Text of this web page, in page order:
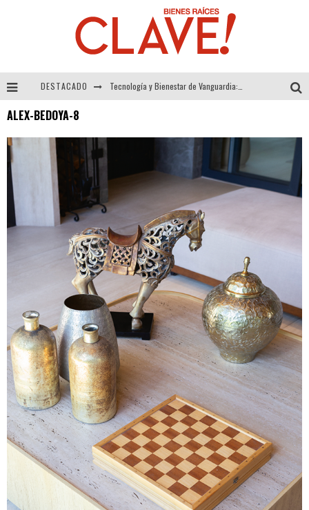
DESTACADO
Alexandra Bedoya – La Constancia detrás de La Paletería
El Despertar de la Calidez: Acabados Dorados de FV para Elevar tu Espacio
ALEX-BEDOYA-8